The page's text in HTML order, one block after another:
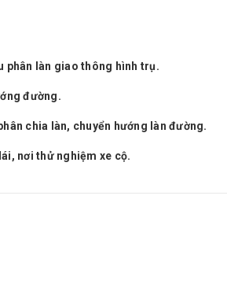
phân làn giao thông hình trụ.
đường.
chia làn, chuyển hướng làn đường.
nơi thử nghiệm xe cộ.